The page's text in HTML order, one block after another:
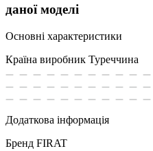
даної моделі
Основні характеристики
Країна виробник Туреччина
Додаткова інформація
Бренд FIRAT